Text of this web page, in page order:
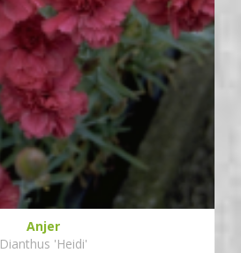
Anjer
Dianthus 'Heidi'